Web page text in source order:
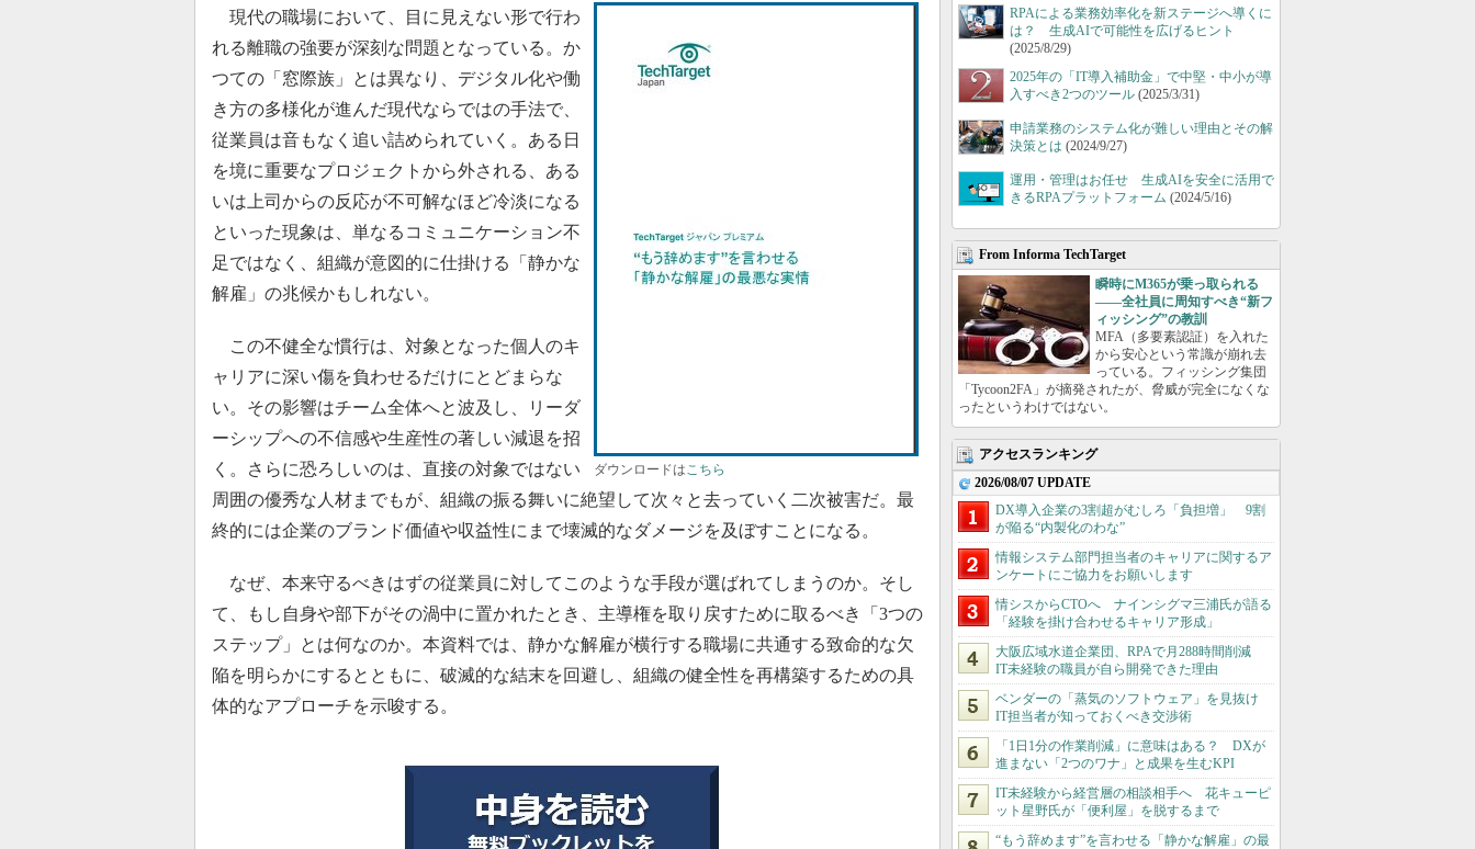
ダウンロードはこちら
現代の職場において、目に見えない形で行わ
れる離職の強要が深刻な問題となっている。か
つての「窓際族」とは異なり、デジタル化や働
き方の多様化が進んだ現代ならではの手法で、
従業員は音もなく追い詰められていく。ある日
を境に重要なプロジェクトから外される、ある
いは上司からの反応が不可解なほど冷淡になる
といった現象は、単なるコミュニケーション不
足ではなく、組織が意図的に仕掛ける「静かな
解雇」の兆候かもしれない。
この不健全な慣行は、対象となった個人のキ
ャリアに深い傷を負わせるだけにとどまらな
い。その影響はチーム全体へと波及し、リーダ
ーシップへの不信感や生産性の著しい減退を招
く。さらに恐ろしいのは、直接の対象ではない
周囲の優秀な人材までもが、組織の振る舞いに絶望して次々と去っていく二次被害だ。最
終的には企業のブランド価値や収益性にまで壊滅的なダメージを及ぼすことになる。
なぜ、本来守るべきはずの従業員に対してこのような手段が選ばれてしまうのか。そし
て、もし自身や部下がその渦中に置かれたとき、主導権を取り戻すために取るべき「3つの
ステップ」とは何なのか。本資料では、静かな解雇が横行する職場に共通する致命的な欠
陥を明らかにするとともに、破滅的な結末を回避し、組織の健全性を再構築するための具
体的なアプローチを示唆する。
RPAによる業務効率化を新ステージへ導くに
は？ 生成AIで可能性を広げるヒント
(2025/8/29)
2025年の「IT導入補助金」で中堅・中小が導
入すべき2つのツール (2025/3/31)
申請業務のシステム化が難しい理由とその解
決策とは (2024/9/27)
運用・管理はお任せ 生成AIを安全に活用で
きるRPAプラットフォーム (2024/5/16)
From Informa TechTarget
瞬時にM365が乗っ取られる
――全社員に周知すべき“新フ
ィッシング”の教訓
MFA（多要素認証）を入れた
から安心という常識が崩れ去
っている。フィッシング集団
「Tycoon2FA」が摘発されたが、脅威が完全になくな
ったというわけではない。
アクセスランキング
2026/08/07 UPDATE
DX導入企業の3割超がむしろ「負担増」 9割
が陥る“内製化のわな”
情報システム部門担当者のキャリアに関するア
ンケートにご協力をお願いします
情シスからCTOへ ナインシグマ三浦氏が語る
「経験を掛け合わせるキャリア形成」
大阪広域水道企業団、RPAで月288時間削減
IT未経験の職員が自ら開発できた理由
ベンダーの「蒸気のソフトウェア」を見抜け
IT担当者が知っておくべき交渉術
「1日1分の作業削減」に意味はある？ DXが
進まない「2つのワナ」と成果を生むKPI
IT未経験から経営層の相談相手へ 花キューピ
ット星野氏が「便利屋」を脱するまで
“もう辞めます”を言わせる「静かな解雇」の最